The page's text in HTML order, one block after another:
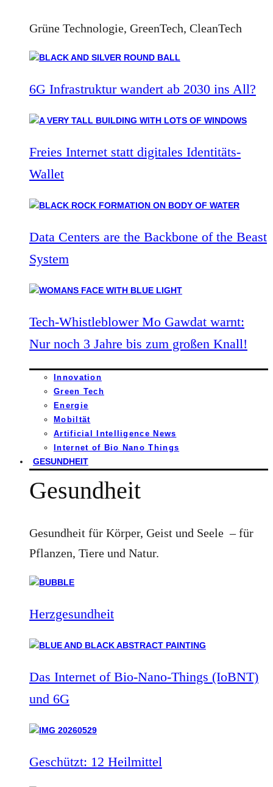
Grüne Technologie, GreenTech, CleanTech
6G Infrastruktur wandert ab 2030 ins All?
Freies Internet statt digitales Identitäts-
Wallet
Data Centers are the Backbone of the Beast
System
Tech-Whistleblower Mo Gawdat warnt:
Nur noch 3 Jahre bis zum großen Knall!
Innovation
Green Tech
Energie
Mobiltät
Artificial Intelligence News
Internet of Bio Nano Things
GESUNDHEIT
Gesundheit
Gesundheit für Körper, Geist und Seele – für
Pflanzen, Tiere und Natur.
Herzgesundheit
Das Internet of Bio-Nano-Things (IoBNT)
und 6G
Geschützt: 12 Heilmittel